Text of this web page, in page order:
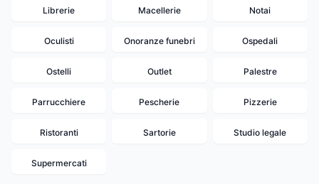
Librerie Macellerie Notai
Oculisti Onoranze funebri Ospedali
Ostelli Outlet Palestre
Parrucchiere Pescherie Pizzerie
Ristoranti Sartorie Studio legale
Supermercati